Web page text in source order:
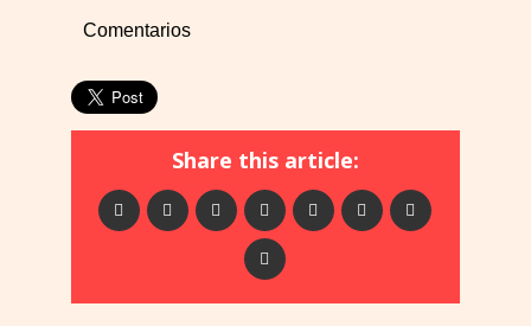
Comentarios
Share this article: